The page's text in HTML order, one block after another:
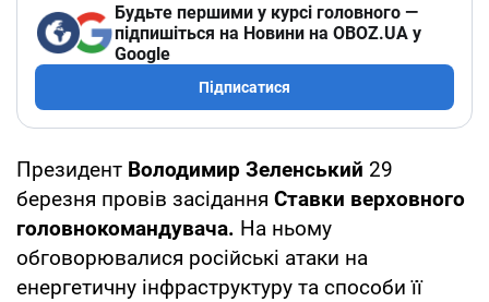
Будьте першими у курсі головного —
підпишіться на Новини на OBOZ.UA у
Google
Підписатися
Президент Володимир Зеленський 29
березня провів засідання Ставки верховного
головнокомандувача. На ньому
обговорювалися російські атаки на
енергетичну інфраструктуру та способи її